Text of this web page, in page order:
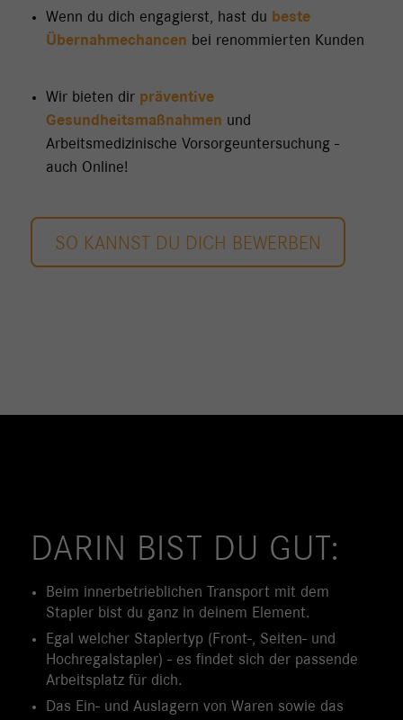
Wenn du dich engagierst, hast du beste
Übernahmechancen bei renommierten Kunden
Wir bieten dirpräventive
Gesundheitsmaßnahmen und
Arbeitsmedizinische Vorsorgeuntersuchung -
auch Online!
SO KANNST DU DICH BEWERBEN
DARIN BIST DU GUT:
Beim innerbetrieblichen Transport mit dem
Stapler bist du ganz in deinem Element.
Egal welcher Staplertyp (Front-, Seiten- und
Hochregalstapler) - es findet sich der passende
Arbeitsplatz für dich.
Das Ein- und Auslagern von Waren sowie das